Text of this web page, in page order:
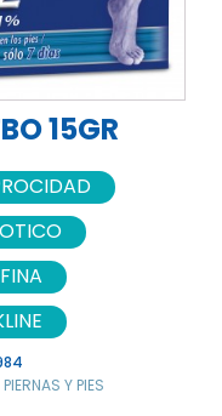
15GR
Y PIES